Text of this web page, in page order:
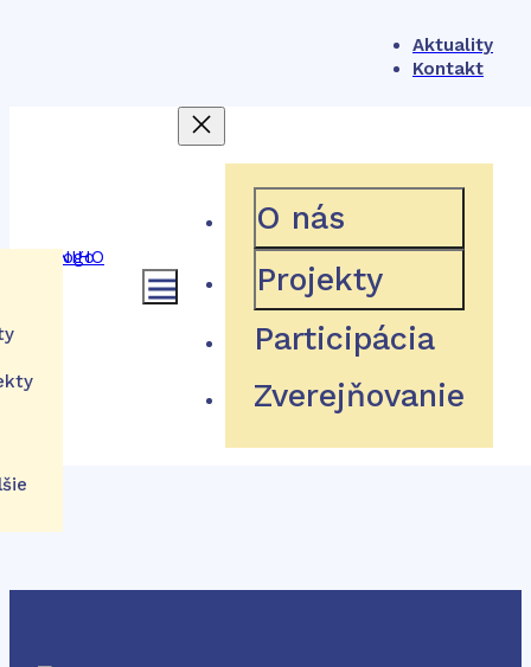
Aktuality
Kontakt
O nás
Projekty
Participácia
Zverejňovanie
404
Hľadaná stránka neexistuje